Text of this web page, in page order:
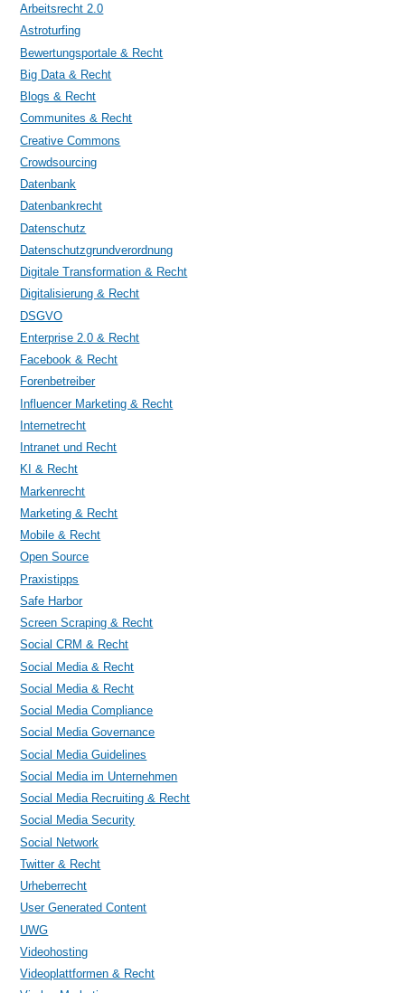
Arbeitsrecht 2.0
Astroturfing
Bewertungsportale & Recht
Big Data & Recht
Blogs & Recht
Communites & Recht
Creative Commons
Crowdsourcing
Datenbank
Datenbankrecht
Datenschutz
Datenschutzgrundverordnung
Digitale Transformation & Recht
Digitalisierung & Recht
DSGVO
Enterprise 2.0 & Recht
Facebook & Recht
Forenbetreiber
Influencer Marketing & Recht
Internetrecht
Intranet und Recht
KI & Recht
Markenrecht
Marketing & Recht
Mobile & Recht
Open Source
Praxistipps
Safe Harbor
Screen Scraping & Recht
Social CRM & Recht
Social Media & Recht
Social Media & Recht
Social Media Compliance
Social Media Governance
Social Media Guidelines
Social Media im Unternehmen
Social Media Recruiting & Recht
Social Media Security
Social Network
Twitter & Recht
Urheberrecht
User Generated Content
UWG
Videohosting
Videoplattformen & Recht